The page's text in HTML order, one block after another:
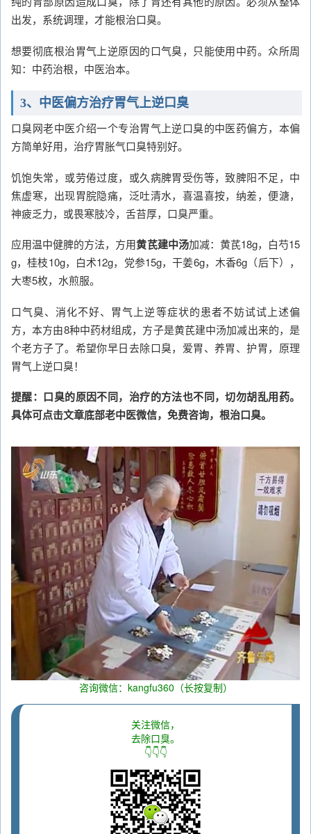
出发，系统调理，才能根治口臭。
想要彻底根治胃气上逆原因的口气臭，只能使用中药。众所周
知：中药治根，中医治本。
3、中医偏方治疗胃气上逆口臭
口臭网老中医介绍一个专治胃气上逆口臭的中医药偏方，本偏
方简单好用，治疗胃胀气口臭特别好。
饥饱失常，或劳倦过度，或久病脾胃受伤等，致脾阳不足，中
焦虚寒，出现胃脘隐痛，泛吐清水，喜温喜按，纳差，便溏，
神疲乏力，或畏寒肢冷，舌苔厚，口臭严重。
应用温中健脾的方法，方用黄芪建中汤加减：黄芪18g，白芍15
g，桂枝10g，白术12g，党参15g，干姜6g，木香6g（后下），
大枣5枚，水煎服。
口气臭、消化不好、胃气上逆等症状的患者不妨试试上述偏
方，本方由8种中药材组成，方子是黄芪建中汤加减出来的，是
个老方子了。希望你早日去除口臭，爱胃、养胃、护胃，原理
胃气上逆口臭！
提醒：口臭的原因不同，治疗的方法也不同，切勿胡乱用药。
具体可点击文章底部老中医微信，免费咨询，根治口臭。
咨询微信：kangfu360（长按复制）
关注微信，
去除口臭。
👇👇👇